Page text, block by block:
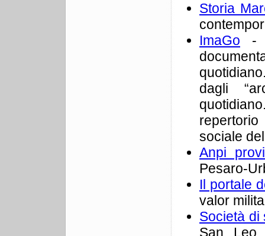
Storia
ImaGo -
dagli
sociale
Anpi
Pesaro-
Il portale
valor
Società di
San